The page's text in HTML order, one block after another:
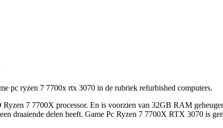
pc ryzen 7 7700x rtx 3070 in de rubriek refurbished computers.
7 7700X processor. En is voorzien van 32GB RAM
draaiende delen heeft. Game Pc Ryzen 7 7700X RTX 3070 is